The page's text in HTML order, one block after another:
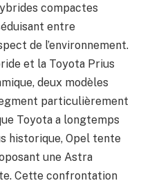
compactes
entre
de l’environnement.
et la Toyota Prius
deux modèles
particulièrement
Toyota a longtemps
historique, Opel tente
une Astra
Cette confrontation